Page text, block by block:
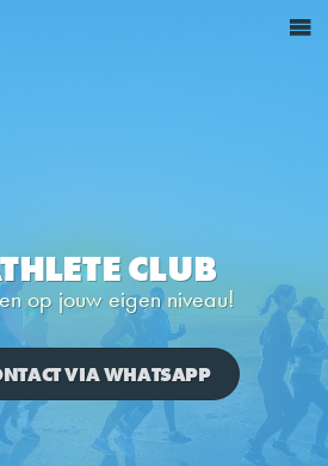
CLUB
op jouw eigen niveau!
VIA WHATSAPP